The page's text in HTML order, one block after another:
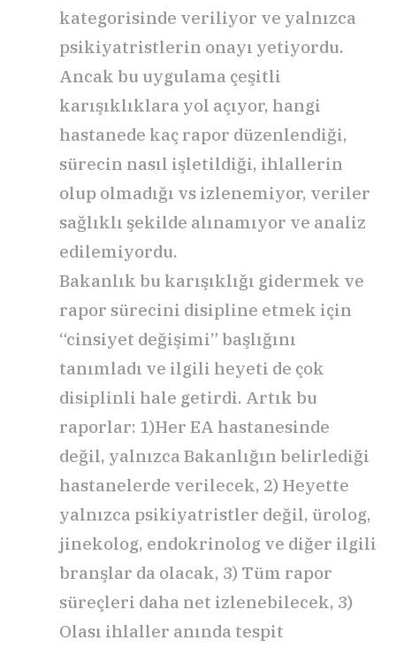
kategorisinde veriliyor ve yalnızca
psikiyatristlerin onayı yetiyordu.
Ancak bu uygulama çeşitli
karışıklıklara yol açıyor, hangi
hastanede kaç rapor düzenlendiği,
sürecin nasıl işletildiği, ihlallerin
olup olmadığı vs izlenemiyor, veriler
sağlıklı şekilde alınamıyor ve analiz
edilemiyordu.
Bakanlık bu karışıklığı gidermek ve
rapor sürecini disipline etmek için
“cinsiyet değişimi” başlığını
tanımladı ve ilgili heyeti de çok
disiplinli hale getirdi. Artık bu
raporlar: 1)Her EA hastanesinde
değil, yalnızca Bakanlığın belirlediği
hastanelerde verilecek, 2) Heyette
yalnızca psikiyatristler değil, ürolog,
jinekolog, endokrinolog ve diğer ilgili
branşlar da olacak, 3) Tüm rapor
süreçleri daha net izlenebilecek, 3)
Olası ihlaller anında tespit